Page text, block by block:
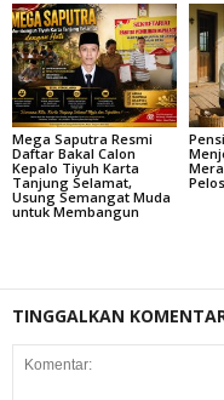
Mega Saputra Resmi
Daftar Bakal Calon
Kepalo Tiyuh Karta
Tanjung Selamat,
Usung Semangat Muda
untuk Membangun
TINGGALKAN